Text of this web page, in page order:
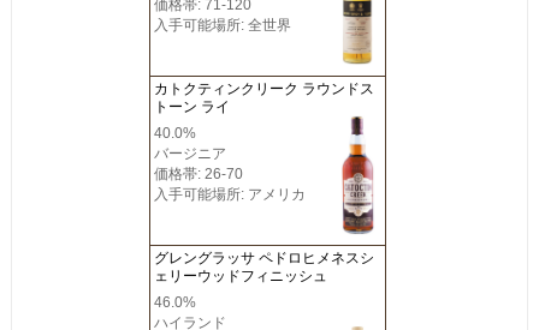
価格帯: 71-120
入手可能場所: 全世界
カトクティンクリーク ラウンドス
トーン ライ
40.0%
バージニア
価格帯: 26-70
入手可能場所: アメリカ
グレングラッサ ペドロヒメネスシ
ェリーウッドフィニッシュ
46.0%
ハイランド